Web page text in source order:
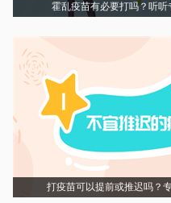
霍乱疫苗有必要打吗？听听
打疫苗可以提前或推迟吗？